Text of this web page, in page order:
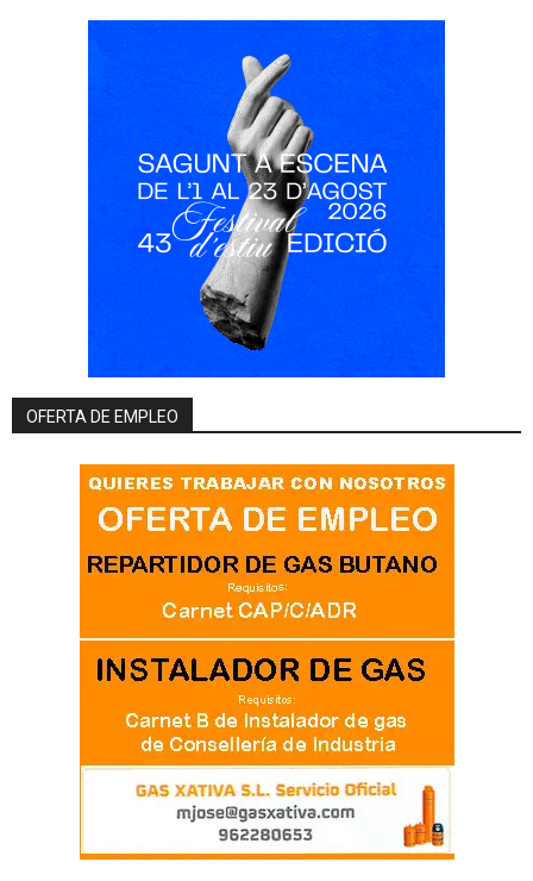
OFERTA DE EMPLEO